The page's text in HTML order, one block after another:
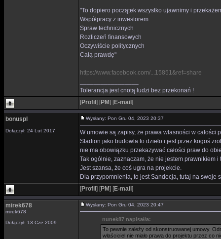
"To dopiero początek wszystko ujawnimy i
Współpracy z inwestorem
Spraw technicznych
Rozliczeń finansowych
Oczywiście politycznych
Całą prawdę"
https://www.facebook.com/...15851&ref=share
Tolerancja jest cnotą ludzi bez przekonań !
[Profil ] [PM] [E-mail ]
bonuspl
Dołączył: 24 Lut 2017
Wysłany: Pon Gru 04, 2023 20:37
W umowie są zapisy, że prawa własności w
Stadion jako budowla to dzieło i jest przez kogoś
nie ma obowiązku przekazywać całości praw do
Tak ogólnie, zaznaczam, że nie jestem prawnikiem
Jest szansa, że coś ugra na projekcie.
Dla przypomnienia, to jest Sandecja, tutaj na swoje
[Profil ] [PM] [E-mail ]
mirek678
mirek678
Dołączył: 13 Cze 2009
Wysłany: Pon Gru 04, 2023 20:47
nunek87 napisał/a:
To pewnie zależy od skonstruowanej umowy.
właściciel nie miało prawa do projektu przez co